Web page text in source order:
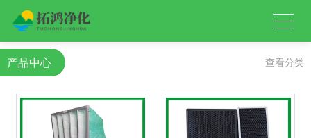
产品中心 查看分类